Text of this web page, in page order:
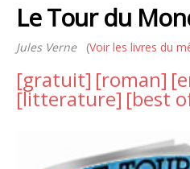
Le Tour du
Jules Verne(Voir les livres du
[gratuit] [roman]
[litterature] [best